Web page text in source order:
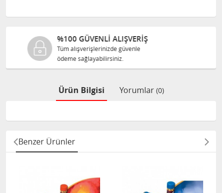
%100 ORJINAL ÜRÜNLER
Tüm ürünlerimiz ilgili üreticiden
Ürün Bilgisi Yorumlar (0)
Benzer Ürünler